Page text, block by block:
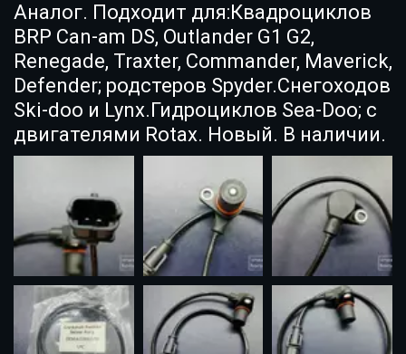
Аналог. Подходит для:Квадроциклов
BRP Can-am DS, Outlander G1 G2,
Renegade, Traxter, Commander, Maverick,
Defender; родстеров Spyder.Снегоходов
Ski-doo и Lynx.Гидроциклов Sea-Doo; с
двигателями Rotax. Новый. В наличии.